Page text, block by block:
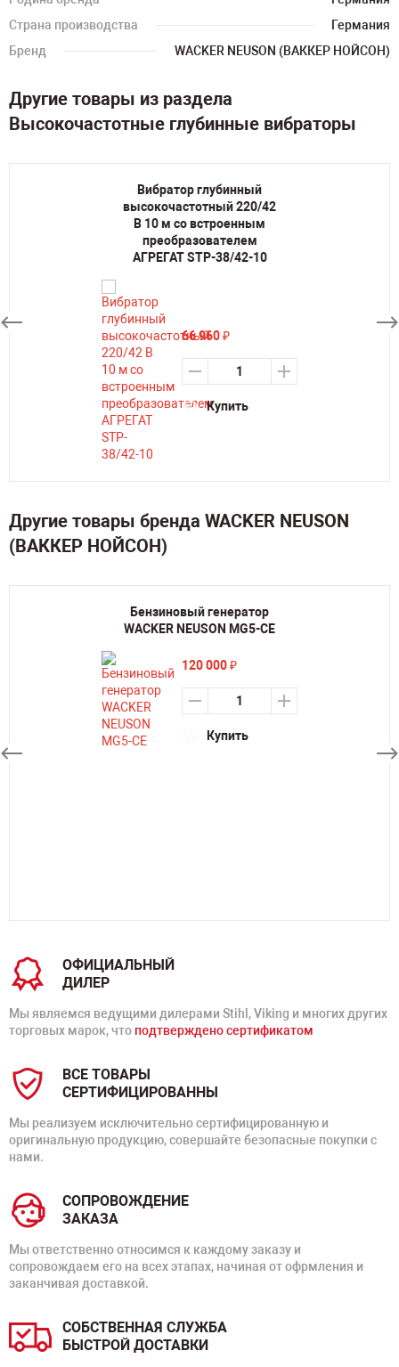
Страна производства
Германия
Бренд
WACKER NEUSON (ВАККЕР НОЙСОН)
Другие товары из раздела
Высокочастотные глубинные вибраторы
Вибратор глубинный
высокочастотный 220/42
В 10 м со встроенным
преобразователем
АГРЕГАТ STP-38/42-10
66 960₽
Купить
Другие товары бренда WACKER NEUSON
(ВАККЕР НОЙСОН)
Бензиновый генератор
WACKER NEUSON MG5-CE
120 000₽
Купить
ОФИЦИАЛЬНЫЙ
ДИЛЕР
Мы являемся ведущими дилерами Stihl, Viking и многих других
торговых марок, что подтверждено сертификатом
ВСЕ ТОВАРЫ
СЕРТИФИЦИРОВАННЫ
Мы реализуем исключительно сертифицированную и
оригинальную продукцию, совершайте безопасные покупки с
нами.
СОПРОВОЖДЕНИЕ
ЗАКАЗА
Мы ответственно относимся к каждому заказу и
сопровождаем его на всех этапах, начиная от офрмления и
заканчивая доставкой.
СОБСТВЕННАЯ СЛУЖБА
БЫСТРОЙ ДОСТАВКИ